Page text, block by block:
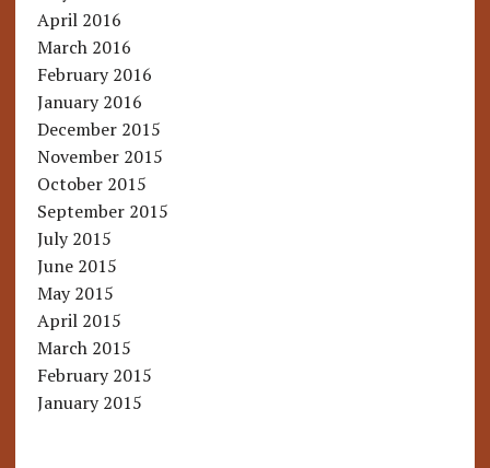
April 2016
March 2016
February 2016
January 2016
December 2015
November 2015
October 2015
September 2015
July 2015
June 2015
May 2015
April 2015
March 2015
February 2015
January 2015